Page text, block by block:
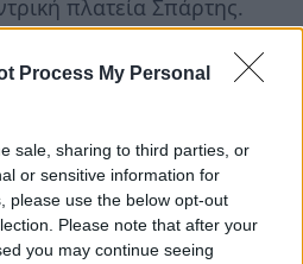
Process My Personal
sale, sharing to third parties, or
or sensitive information for
please use the below opt-out
Please note that after your
you may continue seeing
πλατεία Σπάρτης.
ίδιας ημέρας και ώρα
της πόλης θα